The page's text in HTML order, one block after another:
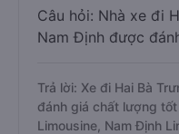
Câu hỏi: Nhà xe đi
Nam Định được
Trả lời: Xe đi Hai Bà
đánh giá chất lượng
Limousine, Nam Định